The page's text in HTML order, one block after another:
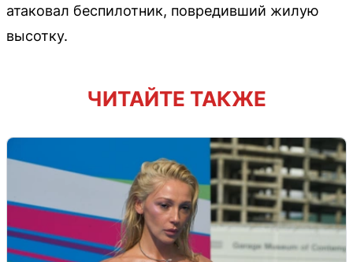
атаковал беспилотник, повредивший жилую
высотку.
ЧИТАЙТЕ ТАКЖЕ